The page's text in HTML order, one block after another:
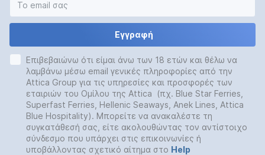
Εγγραφή
Επιβεβαιώνω ότι είμαι άνω των 18 ετών και θέλω να
λαμβάνω μέσω email γενικές πληροφορίες από την
Attica Group για τις υπηρεσίες και προσφορές των
εταιριών του Ομίλου της Attica (πχ. Blue Star Ferries,
Superfast Ferries, Hellenic Seaways, Anek Lines, Attica
Blue Hospitality). Μπορείτε να ανακαλέστε τη
συγκατάθεσή σας, είτε ακολουθώντας τον αντίστοιχο
σύνδεσμο που υπάρχει στις επικοινωνίες ή
υποβάλλοντας σχετικό αίτημα στο Help